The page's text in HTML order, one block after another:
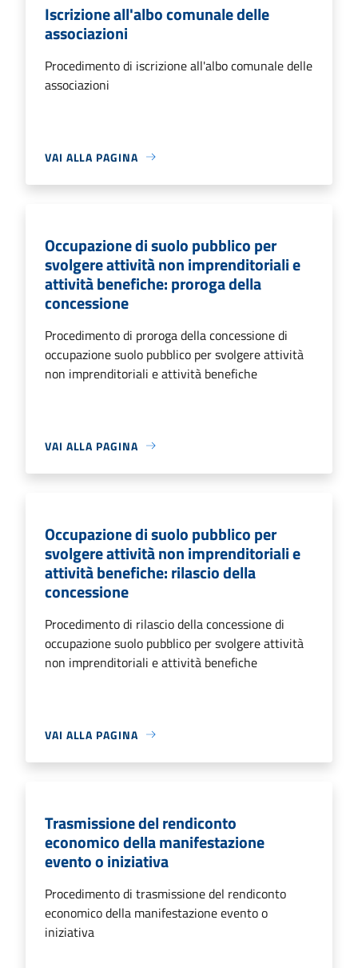
Iscrizione all'albo comunale delle
associazioni
Procedimento di iscrizione all'albo comunale delle
associazioni
VAI ALLA PAGINA
Occupazione di suolo pubblico per
svolgere attività non imprenditoriali e
attività benefiche: proroga della
concessione
Procedimento di proroga della concessione di
occupazione suolo pubblico per svolgere attività
non imprenditoriali e attività benefiche
VAI ALLA PAGINA
Occupazione di suolo pubblico per
svolgere attività non imprenditoriali e
attività benefiche: rilascio della
concessione
Procedimento di rilascio della concessione di
occupazione suolo pubblico per svolgere attività
non imprenditoriali e attività benefiche
VAI ALLA PAGINA
Trasmissione del rendiconto
economico della manifestazione
evento o iniziativa
Procedimento di trasmissione del rendiconto
economico della manifestazione evento o
iniziativa